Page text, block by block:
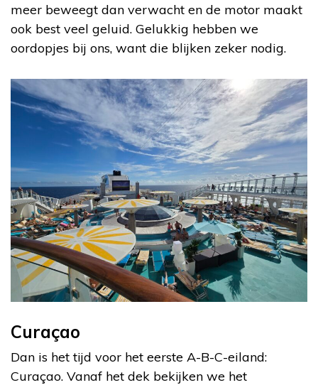
meer beweegt dan verwacht en de motor maakt
ook best veel geluid. Gelukkig hebben we
oordopjes bij ons, want die blijken zeker nodig.
Curaçao
Dan is het tijd voor het eerste A-B-C-eiland:
Curaçao. Vanaf het dek bekijken we het